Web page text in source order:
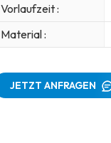
Vorlaufzeit :
Material :
JETZT ANFRAGEN